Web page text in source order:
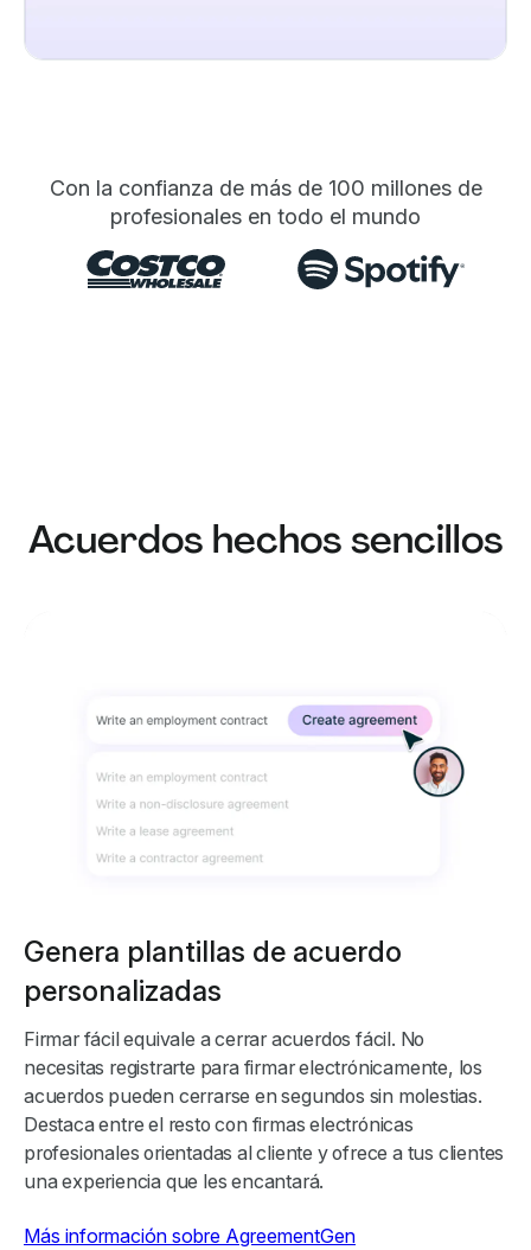
Con la confianza de más de 100 millones de
profesionales en todo el mundo
Acuerdos hechos sencillos
Genera plantillas de acuerdo
personalizadas
Firmar fácil equivale a cerrar acuerdos fácil. No
necesitas registrarte para firmar electrónicamente, los
acuerdos pueden cerrarse en segundos sin molestias.
Destaca entre el resto con firmas electrónicas
profesionales orientadas al cliente y ofrece a tus clientes
una experiencia que les encantará.
Más información sobre AgreementGen